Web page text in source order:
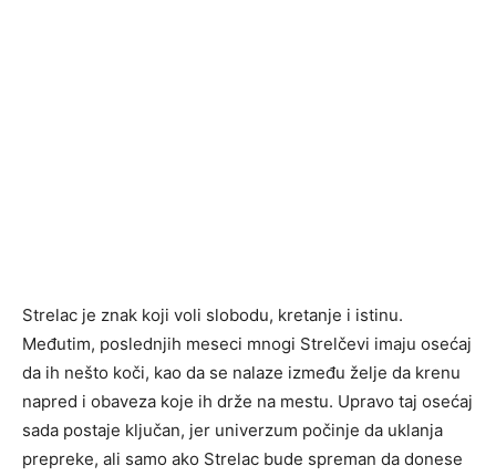
Strelac je znak koji voli slobodu, kretanje i istinu.
Međutim, poslednjih meseci mnogi Strelčevi imaju osećaj
da ih nešto koči, kao da se nalaze između želje da krenu
napred i obaveza koje ih drže na mestu. Upravo taj osećaj
sada postaje ključan, jer univerzum počinje da uklanja
prepreke, ali samo ako Strelac bude spreman da donese